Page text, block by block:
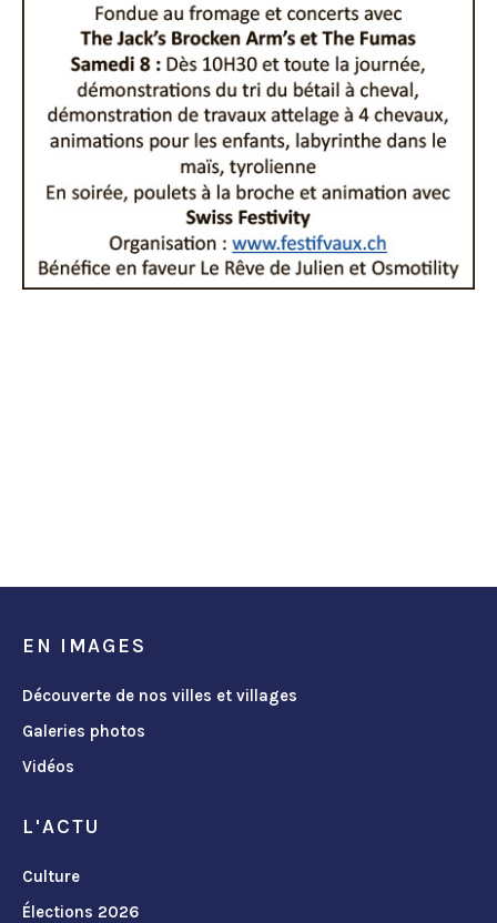
EN IMAGES
Découverte de nos villes et villages
Galeries photos
Vidéos
L'ACTU
Culture
Élections 2026